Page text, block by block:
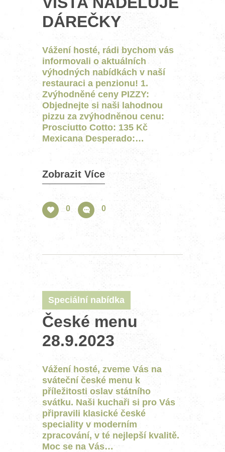
DÁREČKY
Vážení hosté, rádi bychom vás
informovali o aktuálních
výhodných nabídkách v naší
restauraci a penzionu! 1.
Zvýhodněné ceny PIZZY:
Objednejte si naši lahodnou
pizzu za zvýhodněnou cenu:
Prosciutto Cotto: 135 Kč
Mexicana Desperado:…
Zobrazit Více
0 0
Speciální nabídka
České menu
28.9.2023
Vážení hosté, zveme Vás na
sváteční české menu k
příležitosti oslav státního
svátku. Naši kuchaři si pro Vás
připravili klasické české
speciality v moderním
zpracování, v té nejlepší kvalitě.
Moc se na Vás…